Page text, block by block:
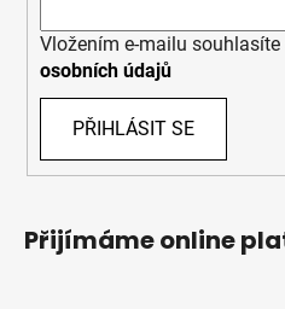
Vložením e-mailu souhlasíte
osobních údajů
PŘIHLÁSIT SE
Přijímáme online